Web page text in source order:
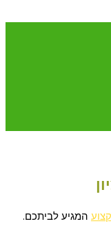
המגיע לביתכם.